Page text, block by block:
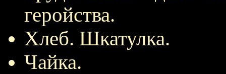
геройства.
Хлеб. Шкатулка.
Чайка.